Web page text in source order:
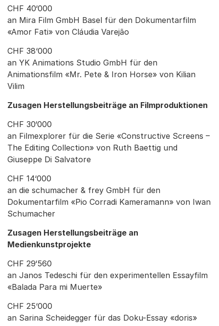
CHF 40‘000
an Mira Film GmbH Basel für den Dokumentarfilm
«Amor Fati» von Cláudia Varejão
CHF 38‘000
an YK Animations Studio GmbH für den
Animationsfilm «Mr. Pete & Iron Horse» von Kilian
Vilim
Zusagen Herstellungsbeiträge an Filmproduktionen
CHF 30‘000
an Filmexplorer für die Serie «Constructive Screens –
The Editing Collection» von Ruth Baettig und
Giuseppe Di Salvatore
CHF 14‘000
an die schumacher & frey GmbH für den
Dokumentarfilm «Pio Corradi Kameramann» von Iwan
Schumacher
Zusagen Herstellungsbeiträge an
Medienkunstprojekte
CHF 29‘560
an Janos Tedeschi für den experimentellen Essayfilm
«Balada Para mi Muerte»
CHF 25‘000
an Sarina Scheidegger für das Doku-Essay «doris»